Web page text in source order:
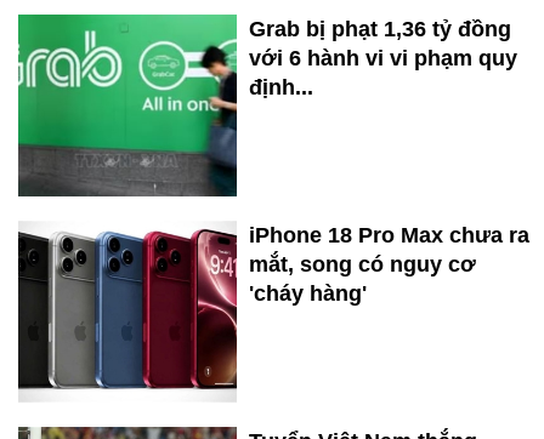
Grab bị phạt 1,36 tỷ đồng
với 6 hành vi vi phạm quy
định...
iPhone 18 Pro Max chưa ra
mắt, song có nguy cơ
'cháy hàng'